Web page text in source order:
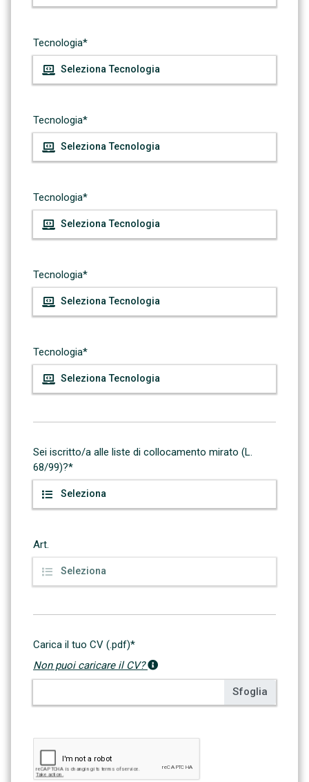
Tecnologia*
Tecnologia*
Tecnologia*
Tecnologia*
Tecnologia*
Sei iscritto/a alle liste di collocamento mirato (L.
68/99)?*
Art.
Carica il tuo CV (.pdf)*
Non puoi caricare il CV?